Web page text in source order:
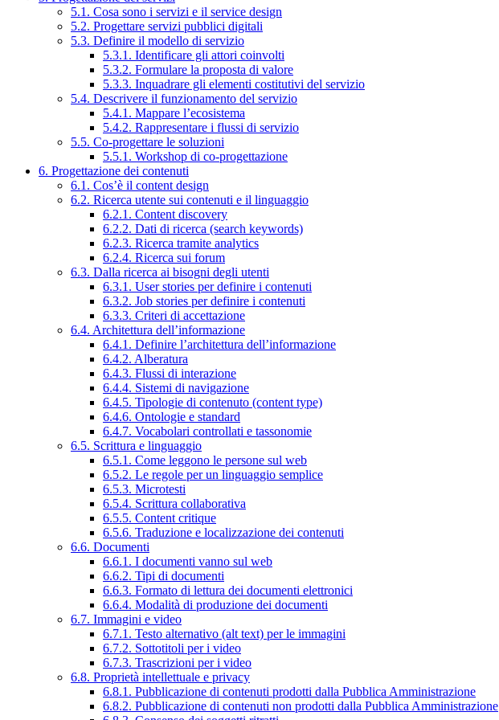
5.1. Cosa sono i servizi e il service design
5.2. Progettare servizi pubblici digitali
5.3. Definire il modello di servizio
5.3.1. Identificare gli attori coinvolti
5.3.2. Formulare la proposta di valore
5.3.3. Inquadrare gli elementi costitutivi del servizio
5.4. Descrivere il funzionamento del servizio
5.4.1. Mappare l’ecosistema
5.4.2. Rappresentare i flussi di servizio
5.5. Co-progettare le soluzioni
5.5.1. Workshop di co-progettazione
6. Progettazione dei contenuti
6.1. Cos’è il content design
6.2. Ricerca utente sui contenuti e il linguaggio
6.2.1. Content discovery
6.2.2. Dati di ricerca (search keywords)
6.2.3. Ricerca tramite analytics
6.2.4. Ricerca sui forum
6.3. Dalla ricerca ai bisogni degli utenti
6.3.1. User stories per definire i contenuti
6.3.2. Job stories per definire i contenuti
6.3.3. Criteri di accettazione
6.4. Architettura dell’informazione
6.4.1. Definire l’architettura dell’informazione
6.4.2. Alberatura
6.4.3. Flussi di interazione
6.4.4. Sistemi di navigazione
6.4.5. Tipologie di contenuto (content type)
6.4.6. Ontologie e standard
6.4.7. Vocabolari controllati e tassonomie
6.5. Scrittura e linguaggio
6.5.1. Come leggono le persone sul web
6.5.2. Le regole per un linguaggio semplice
6.5.3. Microtesti
6.5.4. Scrittura collaborativa
6.5.5. Content critique
6.5.6. Traduzione e localizzazione dei contenuti
6.6. Documenti
6.6.1. I documenti vanno sul web
6.6.2. Tipi di documenti
6.6.3. Formato di lettura dei documenti elettronici
6.6.4. Modalità di produzione dei documenti
6.7. Immagini e video
6.7.1. Testo alternativo (alt text) per le immagini
6.7.2. Sottotitoli per i video
6.7.3. Trascrizioni per i video
6.8. Proprietà intellettuale e privacy
6.8.1. Pubblicazione di contenuti prodotti dalla Pubblica Amministrazione
6.8.2. Pubblicazione di contenuti non prodotti dalla Pubblica Amministrazione